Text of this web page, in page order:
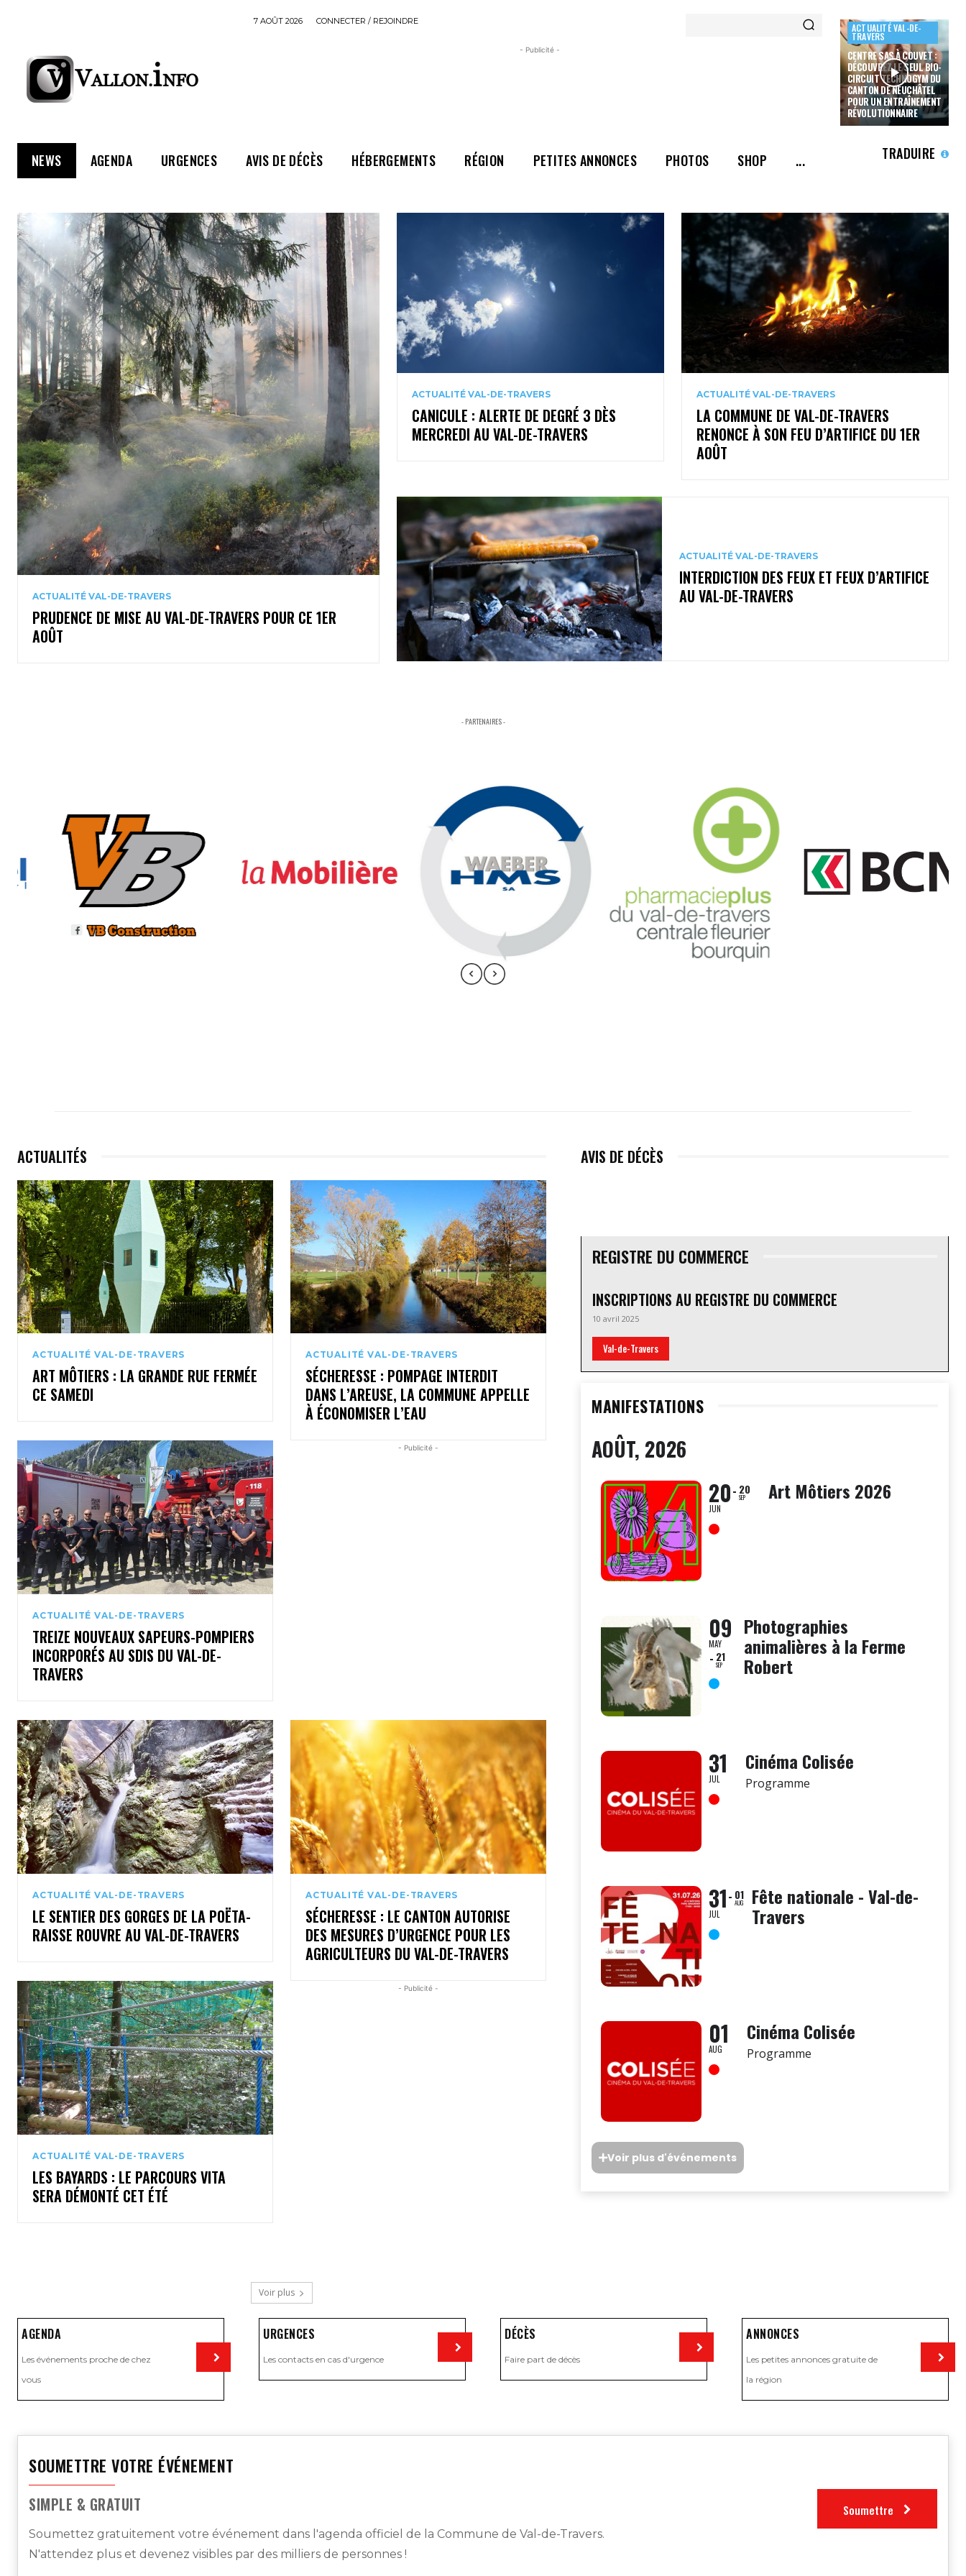
7 AOÛT 2026 CONNECTER / REJOINDRE
- Publicité -
ACTUALITÉ VAL-DE-
TRAVERS
CENTRE SAS À COUVET :
DÉCOUVREZ LE SEUL BIO-
CIRCUIT TECHNOGYM DU
CANTON DE NEUCHÂTEL
POUR UN ENTRAÎNEMENT
RÉVOLUTIONNAIRE
NEWS AGENDA URGENCES AVIS DE DÉCÈS HÉBERGEMENTS RÉGION PETITES ANNONCES PHOTOS SHOP ... TRADUIRE
ACTUALITÉ VAL-DE-TRAVERS
PRUDENCE DE MISE AU VAL-DE-TRAVERS POUR CE 1ER
AOÛT
ACTUALITÉ VAL-DE-TRAVERS
CANICULE : ALERTE DE DEGRÉ 3 DÈS
MERCREDI AU VAL-DE-TRAVERS
ACTUALITÉ VAL-DE-TRAVERS
LA COMMUNE DE VAL-DE-TRAVERS
RENONCE À SON FEU D’ARTIFICE DU 1ER
AOÛT
ACTUALITÉ VAL-DE-TRAVERS
INTERDICTION DES FEUX ET FEUX D’ARTIFICE
AU VAL-DE-TRAVERS
- PARTENAIRES -
ACTUALITÉS
ACTUALITÉ VAL-DE-TRAVERS
ART MÔTIERS : LA GRANDE RUE FERMÉE
CE SAMEDI
ACTUALITÉ VAL-DE-TRAVERS
SÉCHERESSE : POMPAGE INTERDIT
DANS L’AREUSE, LA COMMUNE APPELLE
À ÉCONOMISER L’EAU
ACTUALITÉ VAL-DE-TRAVERS
TREIZE NOUVEAUX SAPEURS-POMPIERS
INCORPORÉS AU SDIS DU VAL-DE-
TRAVERS
- Publicité -
ACTUALITÉ VAL-DE-TRAVERS
LE SENTIER DES GORGES DE LA POËTA-
RAISSE ROUVRE AU VAL-DE-TRAVERS
ACTUALITÉ VAL-DE-TRAVERS
SÉCHERESSE : LE CANTON AUTORISE
DES MESURES D’URGENCE POUR LES
AGRICULTEURS DU VAL-DE-TRAVERS
ACTUALITÉ VAL-DE-TRAVERS
LES BAYARDS : LE PARCOURS VITA
SERA DÉMONTÉ CET ÉTÉ
- Publicité -
Voir plus
AVIS DE DÉCÈS
REGISTRE DU COMMERCE
INSCRIPTIONS AU REGISTRE DU COMMERCE
10 avril 2025
Val-de-Travers
MANIFESTATIONS
AOÛT, 2026
20
JUN
20
SEP Art Môtiers 2026
09
MAY
21
SEP
Photographies
animalières à la Ferme
Robert
31
JUL
Cinéma Colisée
Programme
31
JUL
01
AUG Fête nationale - Val-de-
Travers
01
AUG
Cinéma Colisée
Programme
Voir plus d'événements
AGENDA
Les événements proche de chez
vous
URGENCES
Les contacts en cas d'urgence
DÉCÈS
Faire part de décès
ANNONCES
Les petites annonces gratuite de
la région
SOUMETTRE VOTRE ÉVÉNEMENT
SIMPLE & GRATUIT
Soumettez gratuitement votre événement dans l'agenda officiel de la Commune de Val-de-Travers.
N'attendez plus et devenez visibles par des milliers de personnes !
Soumettre